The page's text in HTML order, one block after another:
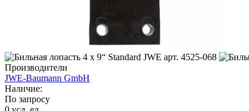
Производители
JWE-Baumann GmbH
Наличие:
По запросу